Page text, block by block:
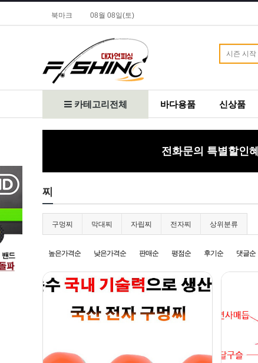
북마크 08월 08일(토)
카테고리전체 바다용품 신상품
전화문의 특별할인
찌
구멍찌 막대찌 자립찌 전자찌 상위분류
높은가격순 낮은가격순 판매순 평점순 후기순 댓글순